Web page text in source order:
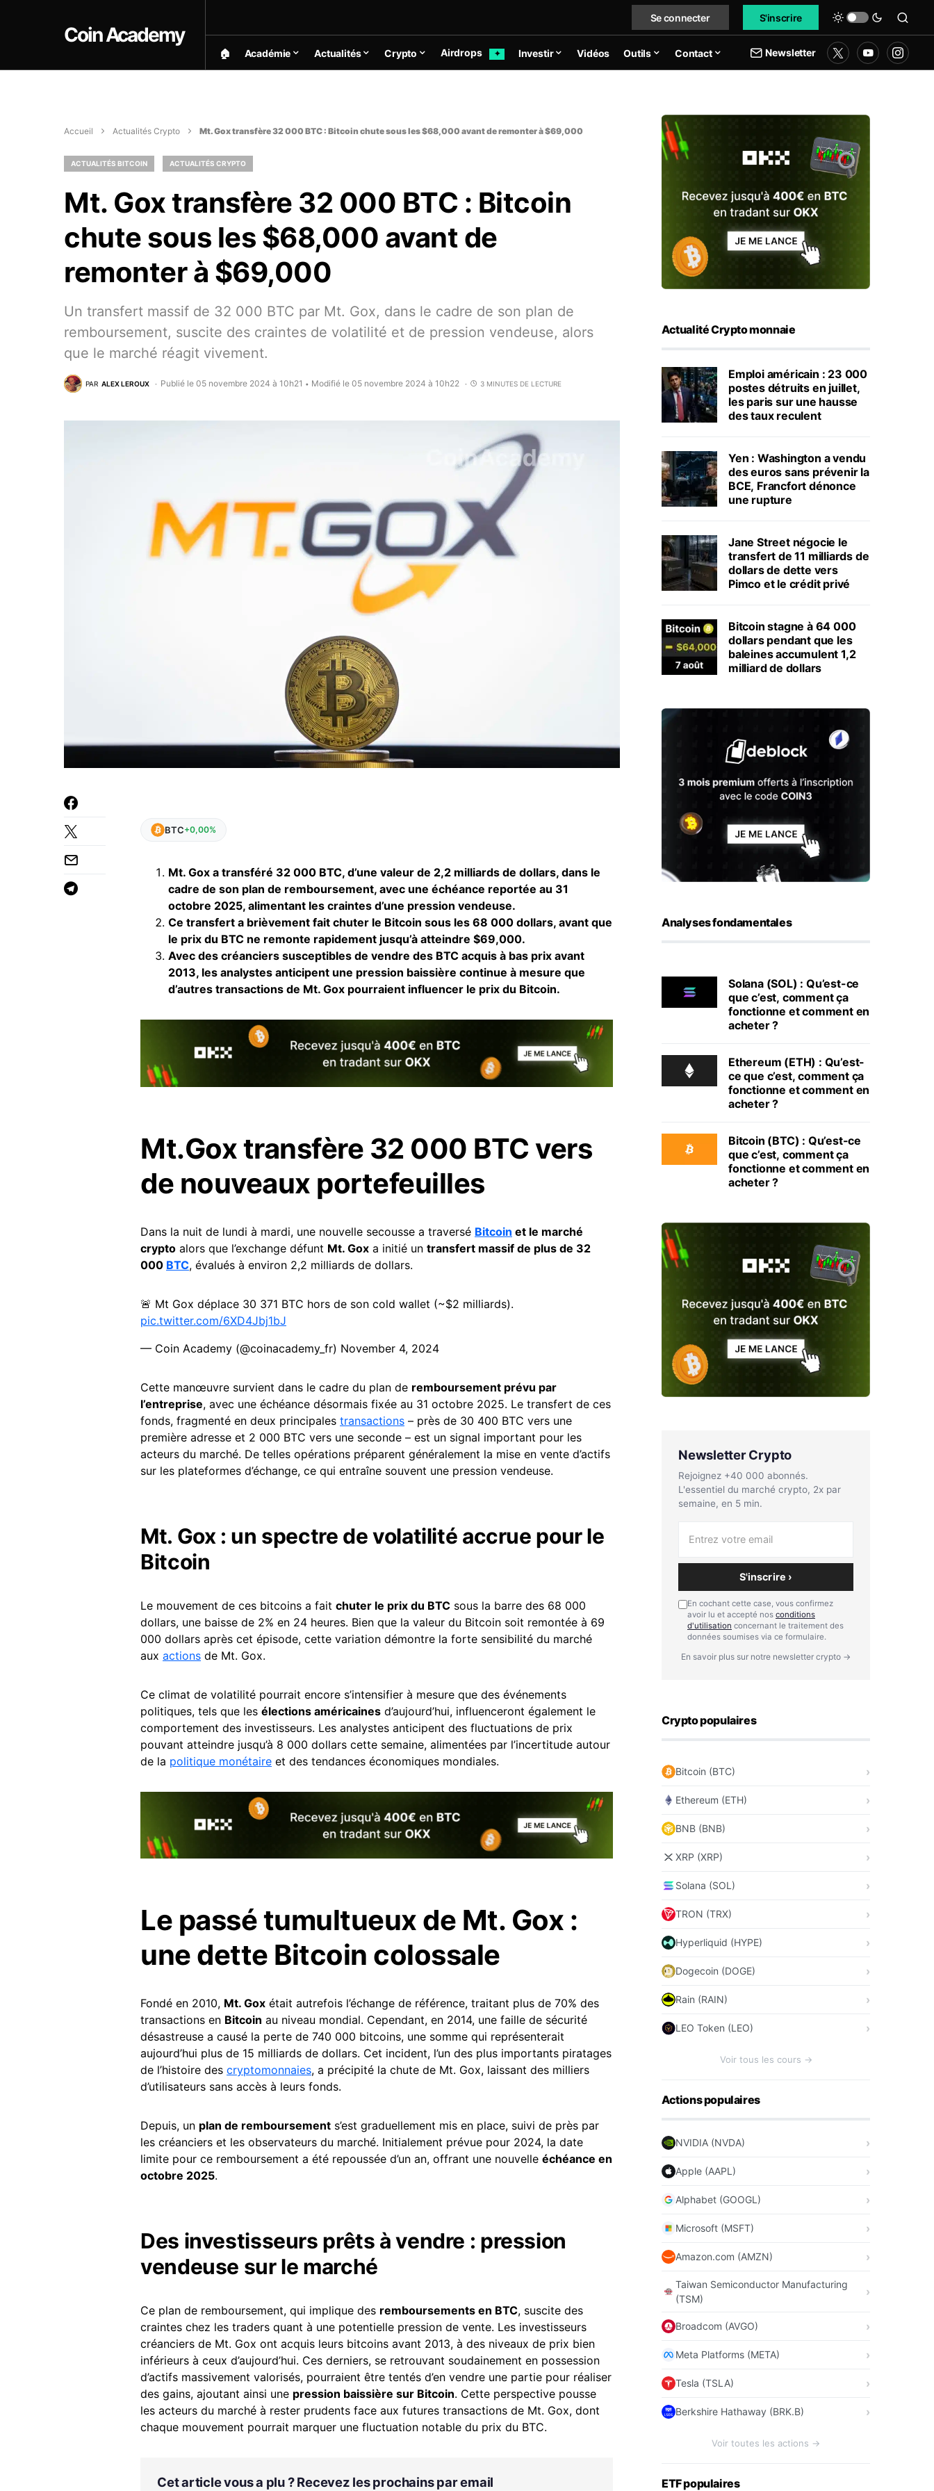
Coin Academy
Se connecter S'inscrire
🏠︎ Académie Actualités Crypto Airdrops ✦ Investir Vidéos Outils Contact Newsletter
Accueil Actualités Crypto Mt. Gox transfère 32 000 BTC : Bitcoin chute sous les $68,000 avant de remonter à $69,000
ACTUALITÉS BITCOIN ACTUALITÉS CRYPTO
Mt. Gox transfère 32 000 BTC : Bitcoin
chute sous les $68,000 avant de
remonter à $69,000
Un transfert massif de 32 000 BTC par Mt. Gox, dans le cadre de son plan de
remboursement, suscite des craintes de volatilité et de pression vendeuse, alors
que le marché réagit vivement.
PAR ALEX LEROUX Publié le 05 novembre 2024 à 10h21 • Modifié le 05 novembre 2024 à 10h22 3 MINUTES DE LECTURE
BTC+0,00%
Mt. Gox a transféré 32 000 BTC, d’une valeur de 2,2 milliards de dollars, dans le
cadre de son plan de remboursement, avec une échéance reportée au 31
octobre 2025, alimentant les craintes d’une pression vendeuse.
Ce transfert a brièvement fait chuter le Bitcoin sous les 68 000 dollars, avant que
le prix du BTC ne remonte rapidement jusqu’à atteindre $69,000.
Avec des créanciers susceptibles de vendre des BTC acquis à bas prix avant
2013, les analystes anticipent une pression baissière continue à mesure que
d’autres transactions de Mt. Gox pourraient influencer le prix du Bitcoin.
Mt.Gox transfère 32 000 BTC vers
de nouveaux portefeuilles
Dans la nuit de lundi à mardi, une nouvelle secousse a traversé Bitcoin et le marché
crypto alors que l’exchange défunt Mt. Gox a initié un transfert massif de plus de 32
000 BTC, évalués à environ 2,2 milliards de dollars.
🚨 Mt Gox déplace 30 371 BTC hors de son cold wallet (~$2 milliards).
pic.twitter.com/6XD4Jbj1bJ
— Coin Academy (@coinacademy_fr) November 4, 2024
Cette manœuvre survient dans le cadre du plan de remboursement prévu par
l’entreprise, avec une échéance désormais fixée au 31 octobre 2025. Le transfert de ces
fonds, fragmenté en deux principales transactions – près de 30 400 BTC vers une
première adresse et 2 000 BTC vers une seconde – est un signal important pour les
acteurs du marché. De telles opérations préparent généralement la mise en vente d’actifs
sur les plateformes d’échange, ce qui entraîne souvent une pression vendeuse.
Mt. Gox : un spectre de volatilité accrue pour le
Bitcoin
Le mouvement de ces bitcoins a fait chuter le prix du BTC sous la barre des 68 000
dollars, une baisse de 2% en 24 heures. Bien que la valeur du Bitcoin soit remontée à 69
000 dollars après cet épisode, cette variation démontre la forte sensibilité du marché
aux actions de Mt. Gox.
Ce climat de volatilité pourrait encore s’intensifier à mesure que des événements
politiques, tels que les élections américaines d’aujourd’hui, influenceront également le
comportement des investisseurs. Les analystes anticipent des fluctuations de prix
pouvant atteindre jusqu’à 8 000 dollars cette semaine, alimentées par l’incertitude autour
de la politique monétaire et des tendances économiques mondiales.
Le passé tumultueux de Mt. Gox :
une dette Bitcoin colossale
Fondé en 2010, Mt. Gox était autrefois l’échange de référence, traitant plus de 70% des
transactions en Bitcoin au niveau mondial. Cependant, en 2014, une faille de sécurité
désastreuse a causé la perte de 740 000 bitcoins, une somme qui représenterait
aujourd’hui plus de 15 milliards de dollars. Cet incident, l’un des plus importants piratages
de l’histoire des cryptomonnaies, a précipité la chute de Mt. Gox, laissant des milliers
d’utilisateurs sans accès à leurs fonds.
Depuis, un plan de remboursement s’est graduellement mis en place, suivi de près par
les créanciers et les observateurs du marché. Initialement prévue pour 2024, la date
limite pour ce remboursement a été repoussée d’un an, offrant une nouvelle échéance en
octobre 2025.
Des investisseurs prêts à vendre : pression
vendeuse sur le marché
Ce plan de remboursement, qui implique des remboursements en BTC, suscite des
craintes chez les traders quant à une potentielle pression de vente. Les investisseurs
créanciers de Mt. Gox ont acquis leurs bitcoins avant 2013, à des niveaux de prix bien
inférieurs à ceux d’aujourd’hui. Ces derniers, se retrouvant soudainement en possession
d’actifs massivement valorisés, pourraient être tentés d’en vendre une partie pour réaliser
des gains, ajoutant ainsi une pression baissière sur Bitcoin. Cette perspective pousse
les acteurs du marché à rester prudents face aux futures transactions de Mt. Gox, dont
chaque mouvement pourrait marquer une fluctuation notable du prix du BTC.
Cet article vous a plu ? Recevez les prochains par email
Actualité Crypto monnaie
Emploi américain : 23 000
postes détruits en juillet,
les paris sur une hausse
des taux reculent
Yen : Washington a vendu
des euros sans prévenir la
BCE, Francfort dénonce
une rupture
Jane Street négocie le
transfert de 11 milliards de
dollars de dette vers
Pimco et le crédit privé
Bitcoin stagne à 64 000
dollars pendant que les
baleines accumulent 1,2
milliard de dollars
Analyses fondamentales
Solana (SOL) : Qu’est-ce
que c’est, comment ça
fonctionne et comment en
acheter ?
Ethereum (ETH) : Qu’est-
ce que c’est, comment ça
fonctionne et comment en
acheter ?
Bitcoin (BTC) : Qu’est-ce
que c’est, comment ça
fonctionne et comment en
acheter ?
Newsletter Crypto
Rejoignez +40 000 abonnés.
L'essentiel du marché crypto, 2x par
semaine, en 5 min.
S'inscrire ›
En cochant cette case, vous confirmez
avoir lu et accepté nos conditions
d'utilisation concernant le traitement des
données soumises via ce formulaire.
En savoir plus sur notre newsletter crypto →
Crypto populaires
Bitcoin (BTC)
Ethereum (ETH)
BNB (BNB)
XRP (XRP)
Solana (SOL)
TRON (TRX)
Hyperliquid (HYPE)
Dogecoin (DOGE)
Rain (RAIN)
LEO Token (LEO)
Voir tous les cours →
Actions populaires
NVIDIA (NVDA)
Apple (AAPL)
Alphabet (GOOGL)
Microsoft (MSFT)
Amazon.com (AMZN)
Taiwan Semiconductor Manufacturing
(TSM)
Broadcom (AVGO)
Meta Platforms (META)
Tesla (TSLA)
Berkshire Hathaway (BRK.B)
Voir toutes les actions →
ETF populaires